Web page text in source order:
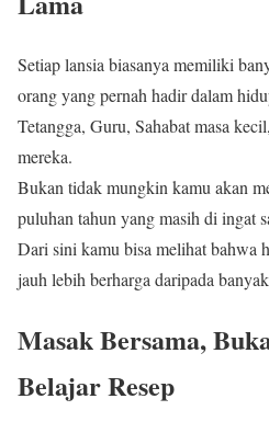
Setiap lansia biasanya memiliki
orang yang pernah hadir dalam
Tetangga, Guru, Sahabat masa
mereka.
Bukan tidak mungkin kamu akan
puluhan tahun yang masih di ingat
Dari sini kamu bisa melihat bahwa
jauh lebih berharga daripada
Masak Bersama,
Belajar Resep